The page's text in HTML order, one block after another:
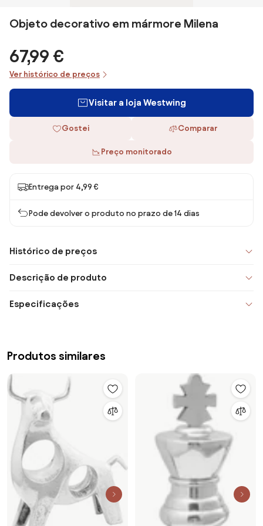
Objeto decorativo em mármore Milena
67,99 €
Ver histórico de preços
Visitar a loja Westwing
Gostei Comparar
Preço monitorado
Entrega por 4,99 €
Pode devolver o produto no prazo de 14 dias
Histórico de preços
Descrição de produto
Especificações
Produtos similares